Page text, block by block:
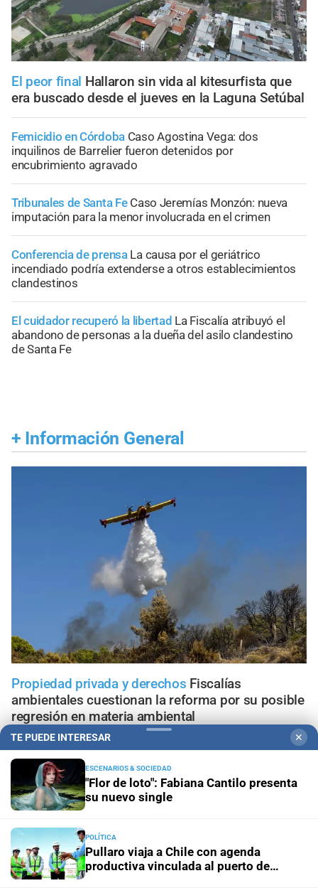
El peor final Hallaron sin vida al kitesurfista que
era buscado desde el jueves en la Laguna Setúbal
Femicidio en Córdoba Caso Agostina Vega: dos
inquilinos de Barrelier fueron detenidos por
encubrimiento agravado
Tribunales de Santa Fe Caso Jeremías Monzón: nueva
imputación para la menor involucrada en el crimen
Conferencia de prensa La causa por el geriátrico
incendiado podría extenderse a otros establecimientos
clandestinos
El cuidador recuperó la libertad La Fiscalía atribuyó el
abandono de personas a la dueña del asilo clandestino
de Santa Fe
+ Información General
Propiedad privada y derechos Fiscalías
ambientales cuestionan la reforma por su posible
regresión en materia ambiental
El diario cumple 108 años10 hechos que marcaron la
historia de Santa Fe, vistos desde la óptica de El Litoral
Trabajo, fe y esperanza
¿Qué se le pide a San Cayetano?
de fieles
Panorama astrológicoHoróscopo de hoy 7 de agosto de
TE PUEDE INTERESAR ✕
ESCENARIOS & SOCIEDAD
"Flor de loto": Fabiana Cantilo presenta
su nuevo single
POLÍTICA
Pullaro viaja a Chile con agenda
productiva vinculada al puerto de